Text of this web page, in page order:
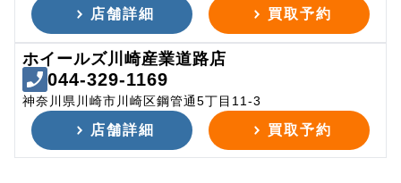
店舗詳細 買取予約
ホイールズ川崎産業道路店
044-329-1169
神奈川県川崎市川崎区鋼管通5丁目11-3
店舗詳細 買取予約